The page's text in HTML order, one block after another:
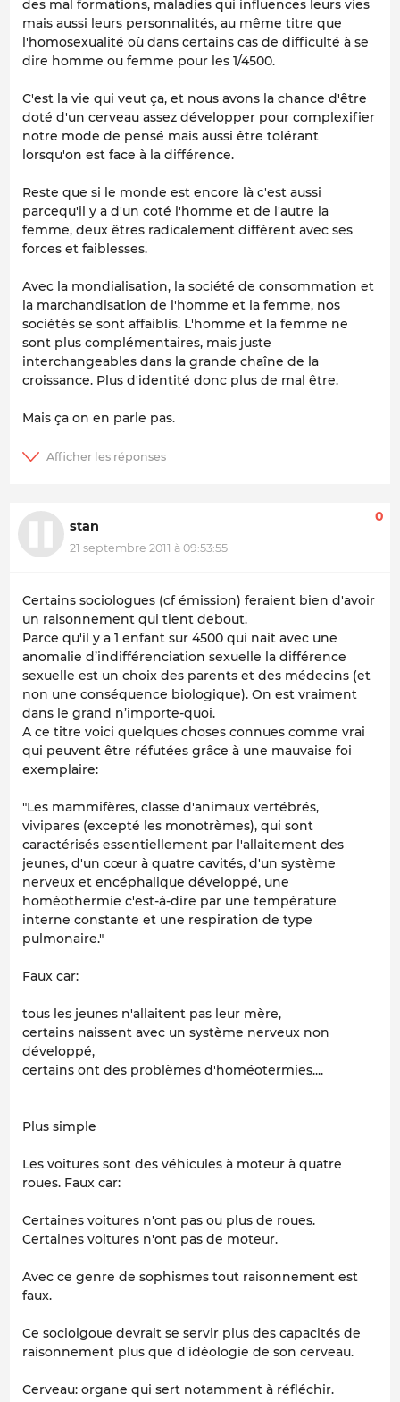
des mal formations, maladies qui influences leurs vies
mais aussi leurs personnalités, au même titre que
l'homosexualité où dans certains cas de difficulté à se
dire homme ou femme pour les 1/4500.
C'est la vie qui veut ça, et nous avons la chance d'être
doté d'un cerveau assez développer pour complexifier
notre mode de pensé mais aussi être tolérant
lorsqu'on est face à la différence.
Reste que si le monde est encore là c'est aussi
parcequ'il y a d'un coté l'homme et de l'autre la
femme, deux êtres radicalement différent avec ses
forces et faiblesses.
Avec la mondialisation, la société de consommation et
la marchandisation de l'homme et la femme, nos
sociétés se sont affaiblis. L'homme et la femme ne
sont plus complémentaires, mais juste
interchangeables dans la grande chaîne de la
croissance. Plus d'identité donc plus de mal être.
Mais ça on en parle pas.
stan
21 septembre 2011 à 09:53:55
0
Certains sociologues (cf émission) feraient bien d'avoir
un raisonnement qui tient debout.
Parce qu'il y a 1 enfant sur 4500 qui nait avec une
anomalie d’indifférenciation sexuelle la différence
sexuelle est un choix des parents et des médecins (et
non une conséquence biologique). On est vraiment
dans le grand n’importe-quoi.
A ce titre voici quelques choses connues comme vrai
qui peuvent être réfutées grâce à une mauvaise foi
exemplaire:
"Les mammifères, classe d'animaux vertébrés,
vivipares (excepté les monotrèmes), qui sont
caractérisés essentiellement par l'allaitement des
jeunes, d'un cœur à quatre cavités, d'un système
nerveux et encéphalique développé, une
homéothermie c'est-à-dire par une température
interne constante et une respiration de type
pulmonaire."
Faux car:
tous les jeunes n'allaitent pas leur mère,
certains naissent avec un système nerveux non
développé,
certains ont des problèmes d'homéotermies....
Plus simple
Les voitures sont des véhicules à moteur à quatre
roues. Faux car:
Certaines voitures n'ont pas ou plus de roues.
Certaines voitures n'ont pas de moteur.
Avec ce genre de sophismes tout raisonnement est
faux.
Ce sociolgoue devrait se servir plus des capacités de
raisonnement plus que d'idéologie de son cerveau.
Cerveau: organe qui sert notamment à réfléchir.